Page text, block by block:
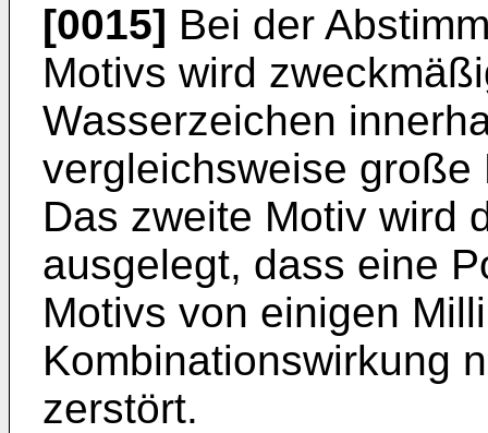
[0015] Bei der
Motivs wird
Wasserzeichen
vergleichsweise
Das zweite Motiv wird
ausgelegt, dass eine
Motivs von einigen
Kombinationswirkung
zerstört.